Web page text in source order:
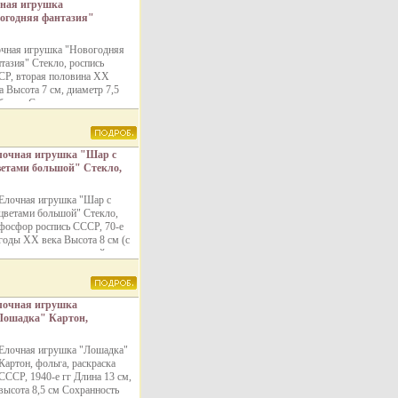
игрушка
фантазия"
половина XX века
7,5 см
хорошая
игрушка "Новогодняя
Стекло, роспись
вторая половина XX
Высота 7 см, диаметр 7,5
бужут Сохранность
игрушка "Шар с
большой" Стекло,
XX века которых
этот красивый
инфо 11925m.
игрушка "Шар с
большой" Стекло,
роспись СССР, 70-е
XX века Высота 8 см (с
креплением и петелькой для
Сохранность очень хорошая
Стекляннамчнеые елочные
покрытые изнутри
свинца, а снаружи
в 1848 году За
появились более
фигурки: птицы,
гроздья,
игрушка
Картон,
е гг Гид для
№ 366
11927m.
игрушка "Лошадка"
фольга, раскраска
1940-е гг Длина 13 см,
8,5 см Сохранность